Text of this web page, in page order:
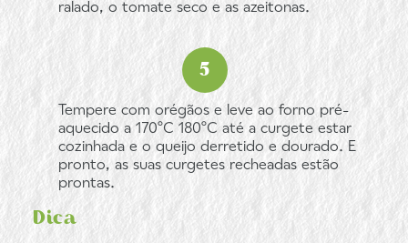
ralado, o tomate seco e as azeitonas.
Tempere com orégãos e leve ao forno pré-
aquecido a 170ºC 180ºC até a curgete estar
cozinhada e o queijo derretido e dourado. E
pronto, as suas curgetes recheadas estão
prontas.
Dica